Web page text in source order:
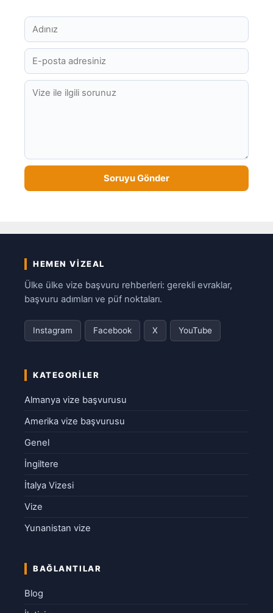
HEMEN VIZEAL
Ülke ülke vize başvuru rehberleri: gerekli evraklar,
başvuru adımları ve püf noktaları.
Instagram Facebook X YouTube
KATEGORILER
Almanya vize başvurusu
Amerika vize başvurusu
Genel
İngiltere
İtalya Vizesi
Vize
Yunanistan vize
BAĞLANTILAR
Blog